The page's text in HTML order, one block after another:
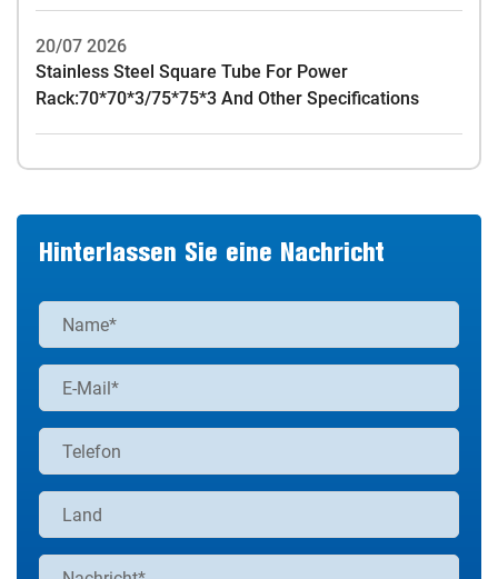
20/07 2026
Stainless Steel Square Tube For Power
Rack:70*70*3/75*75*3 And Other Specifications
Hinterlassen Sie eine Nachricht